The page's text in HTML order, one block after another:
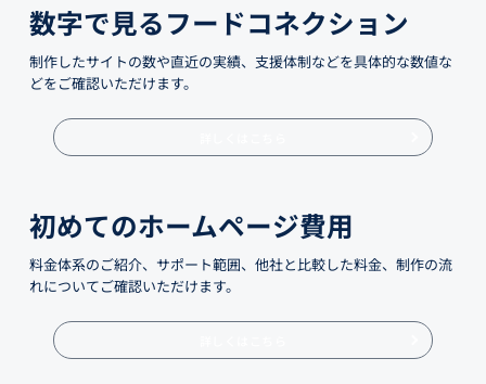
数字で見るフードコネクション
制作したサイトの数や直近の実績、支援体制などを具体的な数値な
どをご確認いただけます。
初めてのホームページ費用
料金体系のご紹介、サポート範囲、他社と比較した料金、制作の流
れについてご確認いただけます。